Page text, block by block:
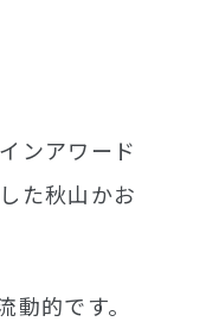
ンアワード
た秋山かお
的です。